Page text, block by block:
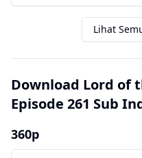
Lihat
Download Lord of
Episode 261 Sub
360p